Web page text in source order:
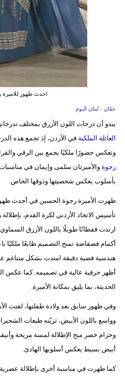
احدث ظهور للاميرة
عمّان - لبنان اليوم
يبدو أن درجات اللون الأزرق بمختلف
العائلة الملكيةفي الأردن، إذ تجمع هذه
وتعكس حضورًا ملكيًا يجمع بين الرقي
رجوة والأميرتان سلمى وإيمان في مناسبات
بأسلوب يعكس شخصيتها وذوقها الخاص.
ظهرت الأميرة رجوة الحسين في أحدث
تأسيس الاتحاد الأردني لكرة القدم، بإطلالة
ارتدت قفطانًا طويلًا باللون الأزرق
أكمام فضفاضة تمنح التصميم طابعًا ملكيًا
هندسية فضية دقيقة امتدت بشكل متناغم
أظهر حرفية عالية في تصميمه. كما عكس
الحديثة، بما يليق بمكانة الأميرة.
وفي ظهور سابق بعد ولادة طفلتها، لفتت
وواسع باللون الأبيض، تزيّنه طبعات
وحزام خصر منح الإطلالة لمسة مريحة
أبيض بسيط يعكس أسلوبها الهادئ.
كما ظهرت في مناسبة أخرى بإطلالة عصرية